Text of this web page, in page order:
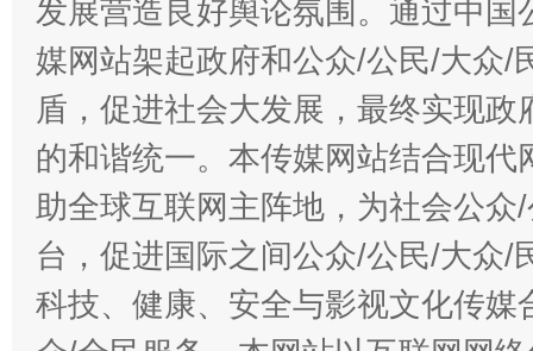
发展营造良好舆论氛围。通过中
媒网站架起政府和公众/公民/大众/
盾，促进社会大发展，最终实现
的和谐统一。本传媒网站结合现
助全球互联网主阵地，为社会公
台，促进国际之间公众/公民/大众/
科技、健康、安全与影视文化传